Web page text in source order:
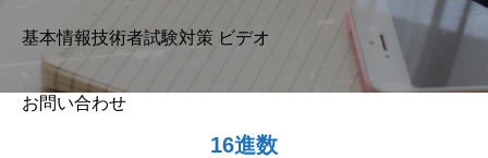
基本情報技術者試験対策 ビデオ
お問い合わせ
16進数